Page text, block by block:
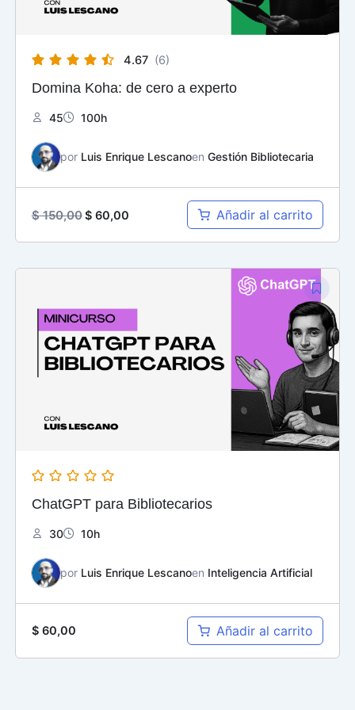
4.67 (6)
Domina Koha: de cero a experto
45 100h
por Luis Enrique Lescanoen Gestión Bibliotecaria
$150,00$60,00 Añadir al carrito
ChatGPT para Bibliotecarios
30 10h
por Luis Enrique Lescanoen Inteligencia Artificial
$60,00 Añadir al carrito